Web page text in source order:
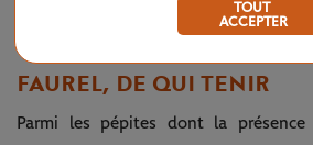
FAUREL, DE QUI TENIR
Parmi les pépites dont la
TOUT
ACCEPTER